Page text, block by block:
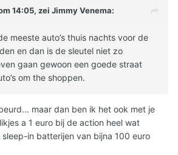
14:05, zei Jimmy Venema:
meeste auto’s thuis nachts voor de
en dan is de sleutel niet zo
gaan gewoon een goede straat
om the shoppen.
maar dan ben ik het ook met je
a 1 euro bij de action heel wat
in batterijen van bijna 100 euro